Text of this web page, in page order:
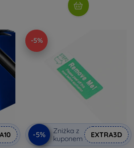
-5%
-5%
Zniżka z
kuponem
EXTRA3D